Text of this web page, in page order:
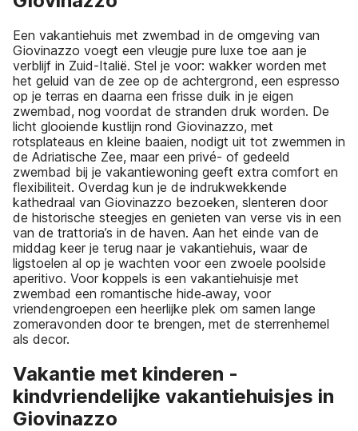
Een vakantiehuis met zwembad in de omgeving van
Giovinazzo voegt een vleugje pure luxe toe aan je
verblijf in Zuid-Italië. Stel je voor: wakker worden met
het geluid van de zee op de achtergrond, een espresso
op je terras en daarna een frisse duik in je eigen
zwembad, nog voordat de stranden druk worden. De
licht glooiende kustlijn rond Giovinazzo, met
rotsplateaus en kleine baaien, nodigt uit tot zwemmen in
de Adriatische Zee, maar een privé- of gedeeld
zwembad bij je vakantiewoning geeft extra comfort en
flexibiliteit. Overdag kun je de indrukwekkende
kathedraal van Giovinazzo bezoeken, slenteren door
de historische steegjes en genieten van verse vis in een
van de trattoria’s in de haven. Aan het einde van de
middag keer je terug naar je vakantiehuis, waar de
ligstoelen al op je wachten voor een zwoele poolside
aperitivo. Voor koppels is een vakantiehuisje met
zwembad een romantische hide‑away, voor
vriendengroepen een heerlijke plek om samen lange
zomeravonden door te brengen, met de sterrenhemel
als decor.
Vakantie met kinderen -
kindvriendelijke vakantiehuisjes in
Giovinazzo